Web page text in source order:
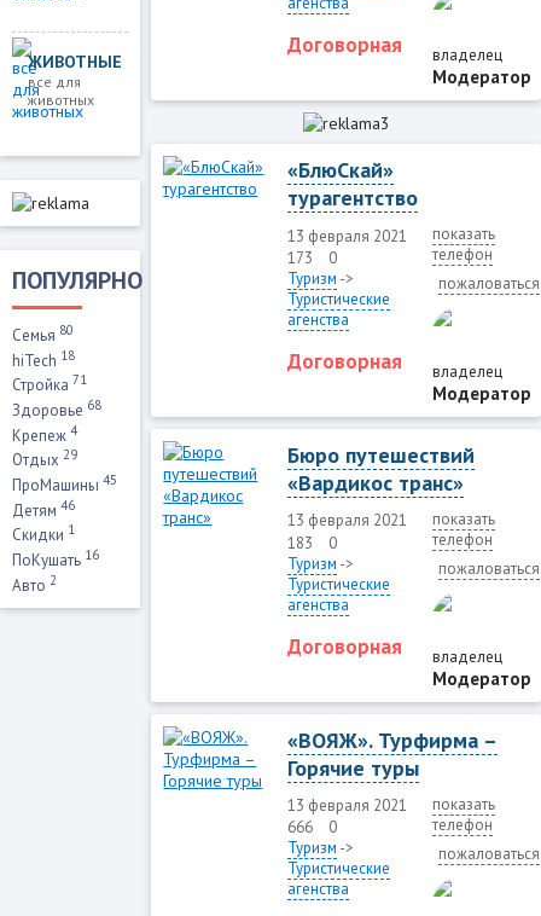
ЖИВОТНЫЕ
все для
животных
ПОПУЛЯРНО
Семья 80
hiTech 18
Стройка 71
Здоровье 68
Крепеж 4
Отдых 29
ПроМашины 45
Детям 46
Скидки 1
ПоКушать 16
Авто 2
Договорная владелец
Модератор
«БлюСкай»
турагентство
13 февраля 2021
173
0
Туризм ->
Туристические
агенства
Договорная
показать
телефон
пожаловаться
владелец
Модератор
Бюро путешествий
«Вардикос транс»
13 февраля 2021
183
0
Туризм ->
Туристические
агенства
Договорная
показать
телефон
пожаловаться
владелец
Модератор
«ВОЯЖ». Турфирма –
Горячие туры
13 февраля 2021
666
0
Туризм ->
Туристические
агенства
показать
телефон
пожаловаться